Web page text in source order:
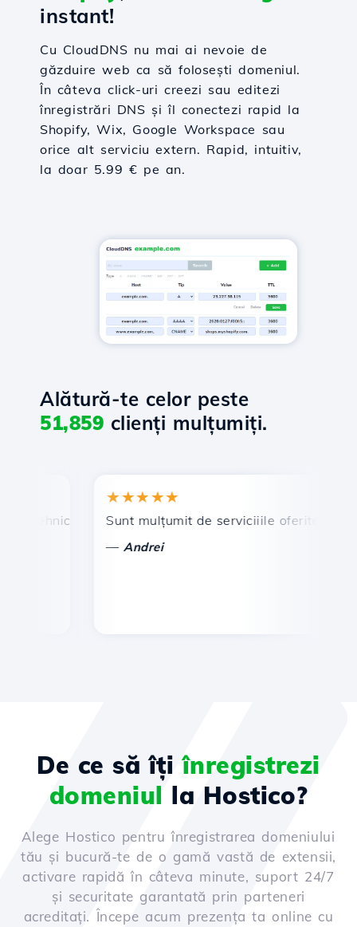
instant!
Cu CloudDNS nu mai ai nevoie de
găzduire web ca să folosești domeniul.
În câteva click-uri creezi sau editezi
înregistrări DNS și îl conectezi rapid la
Shopify, Wix, Google Workspace sau
orice alt serviciu extern. Rapid, intuitiv,
la doar 5.99 € pe an.
Alătură-te celor peste
51,859 clienți mulțumiți.
prompt și eficient.
★★★★★
Sunt mulțumit de serviciiile oferite de
Andrei
De ce să îțiînregistrezi
domeniul la Hostico?
Alege Hostico pentru înregistrarea domeniului
tău și bucură-te de o gamă vastă de extensii,
activare rapidă în câteva minute, suport 24/7
și securitate garantată prin parteneri
acreditați. Începe acum prezența ta online cu